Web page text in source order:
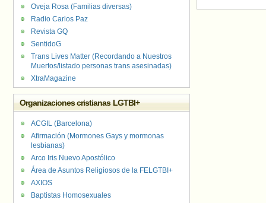
Oveja Rosa (Familias diversas)
Radio Carlos Paz
Revista GQ
SentidoG
Trans Lives Matter (Recordando a Nuestros
Muertos/listado personas trans asesinadas)
XtraMagazine
Organizaciones cristianas LGTBI+
ACGIL (Barcelona)
Afirmación (Mormones Gays y mormonas
lesbianas)
Arco Iris Nuevo Apostólico
Área de Asuntos Religiosos de la FELGTBI+
AXIOS
Baptistas Homosexuales